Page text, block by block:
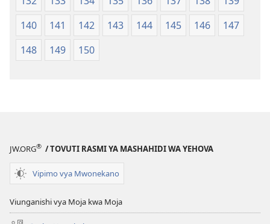
140
141 142 143 144 145 146
147
148
149 150
JW.ORG® / TOVUTI RASMI YA MASHAHIDI WA YEHOVA
Vipimo vya Mwonekano
Viunganishi vya Moja kwa Moja